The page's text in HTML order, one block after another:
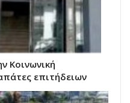
Κοινωνική
επιτήδειων